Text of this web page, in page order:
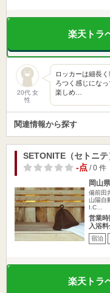
楽天トラ
20代 女
性
ロッカーは細長
ろつく感じにな
楽しめ…
関連情報から探す
SETONITE（セトニテ
-点/ 0 件
岡山
備前田
山陽自
I.C…
営業時
入浴料
宿泊
楽天トラ